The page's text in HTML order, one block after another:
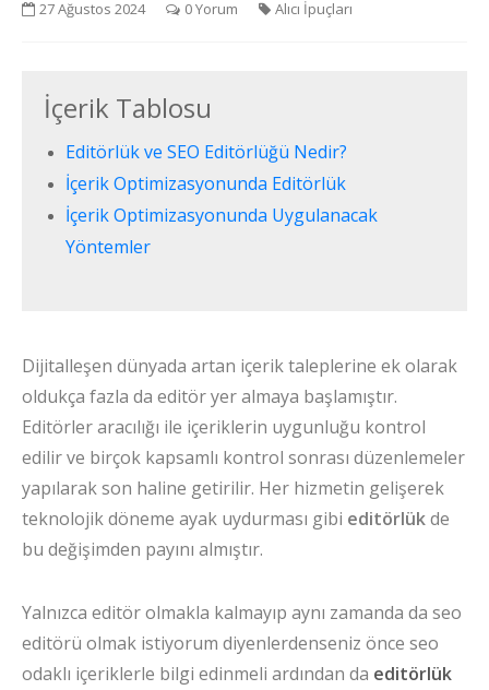
27 Ağustos 2024 0 Yorum Alıcı İpuçları
İçerik Tablosu
Editörlük ve SEO Editörlüğü Nedir?
İçerik Optimizasyonunda Editörlük
İçerik Optimizasyonunda Uygulanacak
Yöntemler
Dijitalleşen dünyada artan içerik taleplerine ek olarak
oldukça fazla da editör yer almaya başlamıştır.
Editörler aracılığı ile içeriklerin uygunluğu kontrol
edilir ve birçok kapsamlı kontrol sonrası düzenlemeler
yapılarak son haline getirilir. Her hizmetin gelişerek
teknolojik döneme ayak uydurması gibi editörlükde
bu değişimden payını almıştır.
Yalnızca editör olmakla kalmayıp aynı zamanda da seo
editörü olmak istiyorum diyenlerdenseniz önce seo
odaklı içeriklerle bilgi edinmeli ardından da editörlük